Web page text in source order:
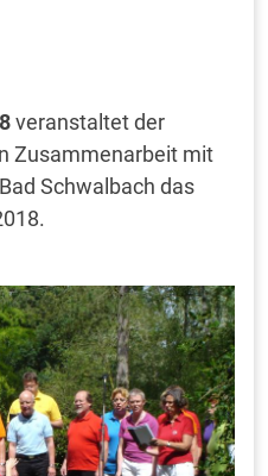
veranstaltet der
Zusammenarbeit mit
Schwalbach das